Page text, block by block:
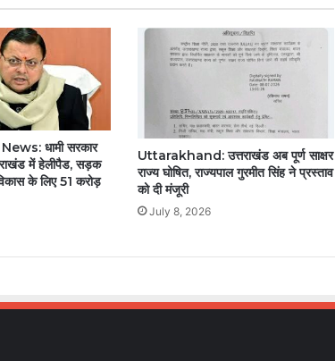
धामी सरकार
में हेलीपैड, सड़क
के लिए 51 करोड़
Uttarakhand: उत्तराखंड अब पूर्ण साक्षर
राज्य घोषित, राज्यपाल गुरमीत सिंह ने प्रस्ताव
को दी मंजूरी
July 8, 2026